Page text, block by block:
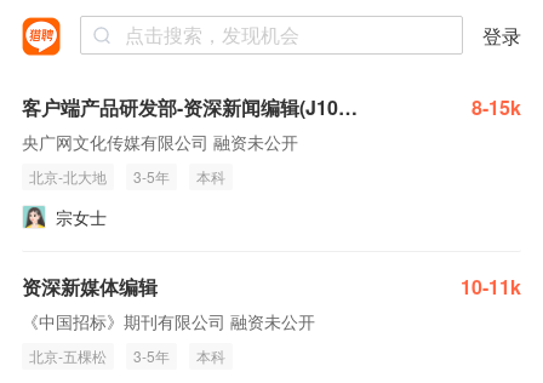
登录
客户端产品研发部-资深新闻编辑(J10198) 8-15k
央广网文化传媒有限公司 融资未公开
北京-北大地 3-5年 本科
宗女士
资深新媒体编辑 10-11k
《中国招标》期刊有限公司 融资未公开
北京-五棵松 3-5年 本科